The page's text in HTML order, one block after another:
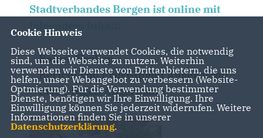
Stadtverbandes Bergen ist online mit
folgendem Inhalt:
Rainer Prokop
Bericht von Ernst-Ingolf Angermann
Ernst-Ingolf Angermann
Cookie Hinweis
Diese Webseite verwendet Cookies, die notwendig
sind, um die Webseite zu nutzen. Weiterhin
verwenden wir Dienste von Drittanbietern, die uns
helfen, unser Webangebot zu verbessern (Website-
Optmierung). Für die Verwendung bestimmter
Dienste, benötigen wir Ihre Einwilligung. Ihre
Einwilligung können Sie jederzeit widerrufen. Weitere
Informationen finden Sie in unserer
Datenschutzerklärung.